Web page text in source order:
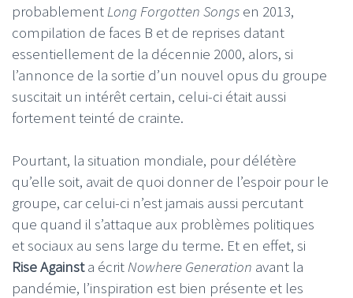
probablementLong Forgotten Songs en 2013,
compilation de faces B et de reprises datant
essentiellement de la décennie 2000, alors, si
l’annonce de la sortie d’un nouvel opus du groupe
suscitait un intérêt certain, celui-ci était aussi
fortement teinté de crainte.
Pourtant, la situation mondiale, pour délétère
qu’elle soit, avait de quoi donner de l’espoir pour le
groupe, car celui-ci n’est jamais aussi percutant
que quand il s’attaque aux problèmes politiques
et sociaux au sens large du terme. Et en effet, si
Rise Againsta écritNowhere Generation avant la
pandémie, l’inspiration est bien présente et les